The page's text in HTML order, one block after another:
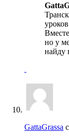
но у
найду
GattaGrassa